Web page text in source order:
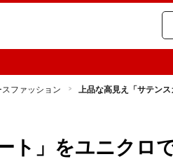
スファッション 上品な高見え「サテン
ト」をユニクロ